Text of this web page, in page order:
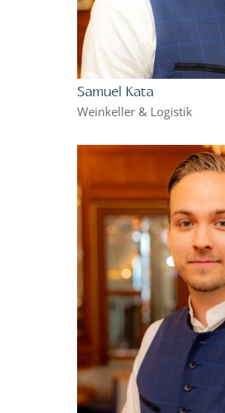
Samuel Kata
Weinkeller & Logistik